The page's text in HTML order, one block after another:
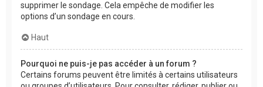
supprimer le sondage. Cela empêche de modifier les
options d’un sondage en cours.
Haut
Pourquoi ne puis-je pas accéder à un forum ?
Certains forums peuvent être limités à certains utilisateurs